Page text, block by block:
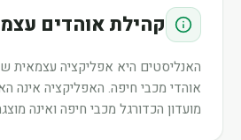
קהילת אוהדים
האנליסטים היא אפליקציה עצמאית
אוהדי מכבי חיפה. האפליקציה אינה
מועדון הכדורגל מכבי חיפה ואינה